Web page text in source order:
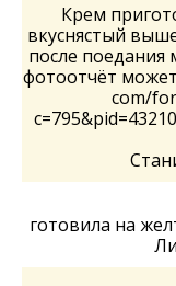
Крем
вкуснястый
после поедания
фотоотчёт
com/
готовила на